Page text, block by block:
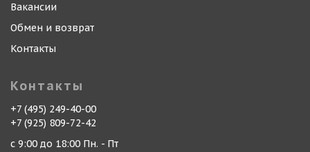
Вакансии
Обмен и возврат
Контакты
Контакты
+7 (495) 249-40-00
+7 (925) 809-72-42
с 9:00 до 18:00 Пн. - Пт